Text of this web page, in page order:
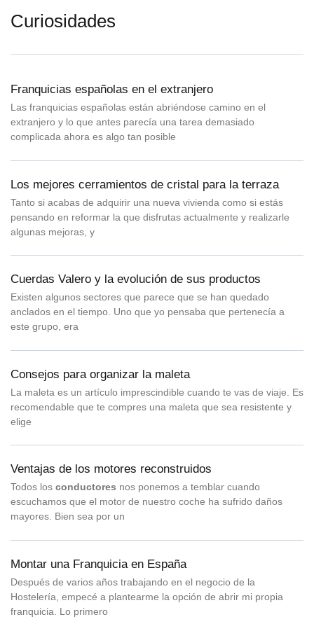
Curiosidades
Franquicias españolas en el extranjero
Las franquicias españolas están abriéndose camino en el
extranjero y lo que antes parecía una tarea demasiado
complicada ahora es algo tan posible
Los mejores cerramientos de cristal para la terraza
Tanto si acabas de adquirir una nueva vivienda como si estás
pensando en reformar la que disfrutas actualmente y realizarle
algunas mejoras, y
Cuerdas Valero y la evolución de sus productos
Existen algunos sectores que parece que se han quedado
anclados en el tiempo. Uno que yo pensaba que pertenecía a
este grupo, era
Consejos para organizar la maleta
La maleta es un artículo imprescindible cuando te vas de viaje. Es
recomendable que te compres una maleta que sea resistente y
elige
Ventajas de los motores reconstruidos
Todos los conductores nos ponemos a temblar cuando
escuchamos que el motor de nuestro coche ha sufrido daños
mayores. Bien sea por un
Montar una Franquicia en España
Después de varios años trabajando en el negocio de la
Hostelería, empecé a plantearme la opción de abrir mi propia
franquicia. Lo primero